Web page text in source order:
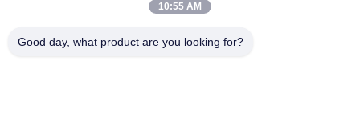
οθόνη
10:55 AM
Good day, what product are you looking for?